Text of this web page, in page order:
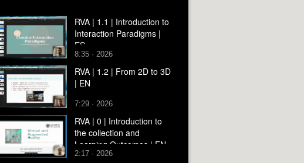
RVA | 1.1 | Introduction to
Interaction Paradigms |
ES
8:35 · 2026
RVA | 1.2 | From 2D to 3D
| EN
7:29 · 2026
RVA | 0 | Introduction to
the collection and
Learning Outcomes | EN
2:17 · 2026